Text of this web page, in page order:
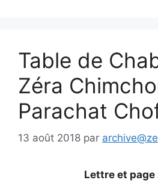
Table de
Zéra
Parachat
13 août 2018 par